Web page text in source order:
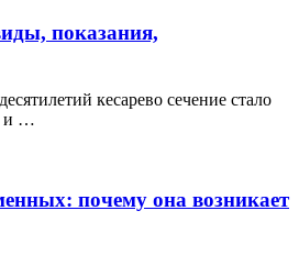
показания,
кесарево сечение стало
и …
почему она возникает